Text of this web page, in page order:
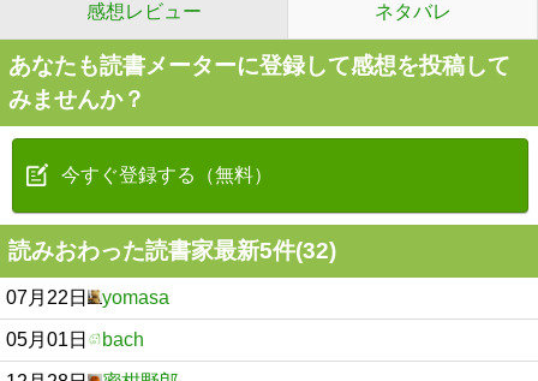
感想レビュー ネタバレ
あなたも読書メーターに登録して感想を投稿して
みませんか？
今すぐ登録する（無料）
読みおわった読書家最新5件(32)
07月22日 yomasa
05月01日 bach